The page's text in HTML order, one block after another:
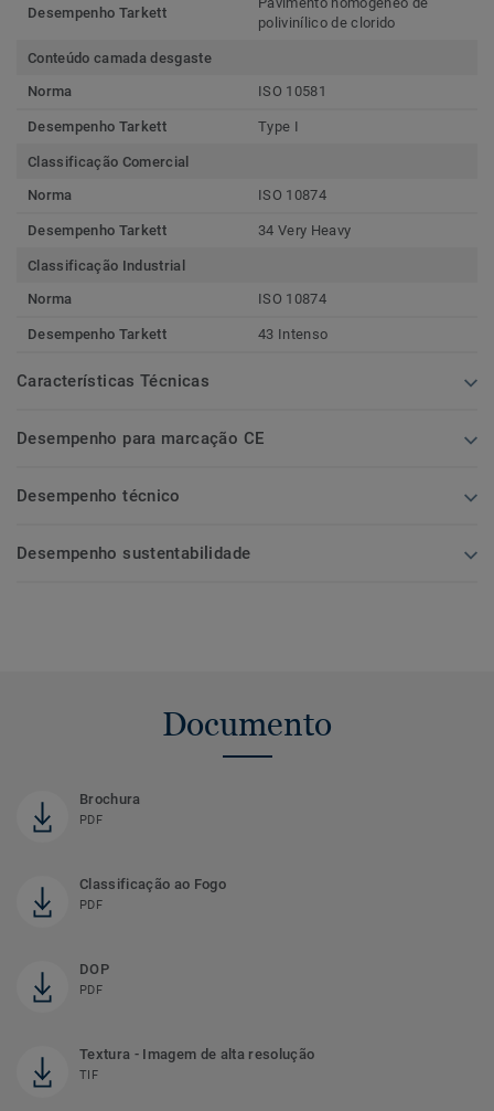
Desempenho Tarkett
polivinílico de clorido
Conteúdo camada desgaste
Norma
ISO 10581
Desempenho Tarkett Type I
Classificação Comercial
Norma
ISO 10874
Desempenho Tarkett 34 Very Heavy
Classificação Industrial
Norma
ISO 10874
Desempenho Tarkett 43 Intenso
Características Técnicas
Desempenho para marcação CE
Desempenho técnico
Desempenho sustentabilidade
Documento
Brochura
PDF
Classificação ao Fogo
PDF
DOP
PDF
Textura - Imagem de alta resolução
TIF